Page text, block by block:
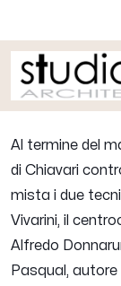
Al termine del
di Chiavari
mista i due
Vivarini, il
Alfredo
Pasqual , autore